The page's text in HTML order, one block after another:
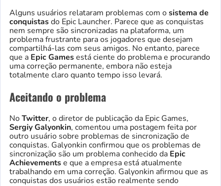
Alguns usuários relataram problemas com osistema de
conquistasdo Epic Launcher. Parece que as conquistas
nem sempre são sincronizadas na plataforma, um
problema frustrante para os jogadores que desejam
compartilhá-las com seus amigos. No entanto, parece
que a Epic Gamesestá ciente do problema e procurando
uma correção permanente, embora não esteja
totalmente claro quanto tempo isso levará.
Aceitando o problema
NoTwitter, o diretor de publicação da Epic Games,
Sergiy Galyonkin, comentou uma postagem feita por
outro usuário sobre problemas de sincronização de
conquistas. Galyonkin confirmou que os problemas de
sincronização são um problema conhecido da Epic
Achievementse que a empresa está atualmente
trabalhando em uma correção. Galyonkin afirmou que as
conquistas dos usuários estão realmente sendo